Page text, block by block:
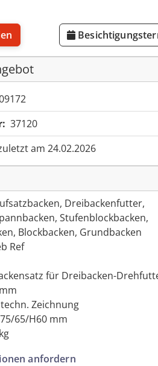
37120
am 24.02.2026
Dreibackenfutter,
Stufenblockbacken,
Blockbacken, Grundbacken
Ref
für Dreibacken-
Zeichnung
65/H60 mm
anfordern